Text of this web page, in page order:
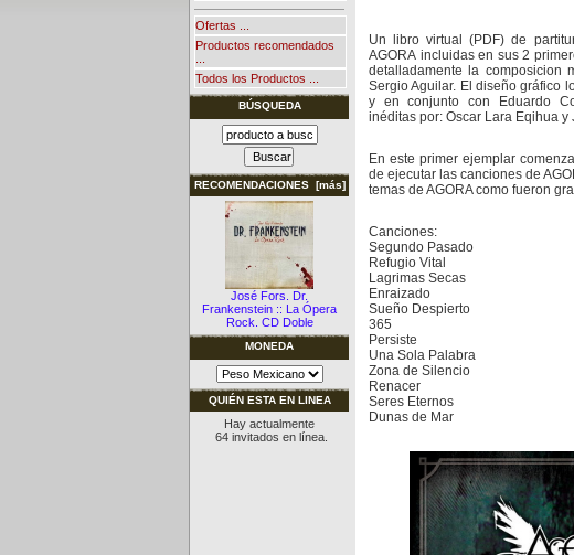
Ofertas ...
Productos recomendados
Todos los Productos ...
BÚSQUEDA
RECOMENDACIONES [más]
José Fors. Dr.
Frankenstein :: La Ópera
Rock. CD Doble
MONEDA
QUIÉN ESTA EN LINEA
Hay actualmente
64 invitados en línea.
Un libro virtual (PDF) de
AGORA incluidas en sus 2
detalladamente la composicion
Sergio Aguilar. El diseño gráfico
y en conjunto con Eduardo
inéditas por: Oscar Lara Eqihua y
En este primer ejemplar
de ejecutar las canciones de
temas de AGORA como fueron
Canciones:
Segundo Pasado
Refugio Vital
Lagrimas Secas
Enraizado
Sueño Despierto
365
Persiste
Una Sola Palabra
Zona de Silencio
Renacer
Seres Eternos
Dunas de Mar